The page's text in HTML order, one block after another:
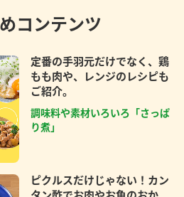
コンテンツ
定番の手羽元だけでなく、鶏
もも肉や、レンジのレシピも
ご紹介。
調味料や素材いろいろ「さっぱ
り煮」
ピクルスだけじゃない！カン